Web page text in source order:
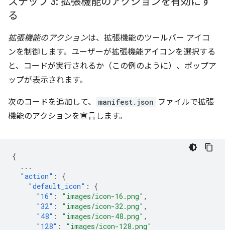
る
拡張機能のアクションは、拡張機能のツールバー アイコ
ンを制御します。ユーザーが拡張機能アイコンを選択する
と、コードが実行されるか（この例のように）、ポップア
ップが表示されます。
次のコードを追加して、 manifest.json ファイルで拡張
機能のアクションを宣言します。
{
...
"action" :
{
"default_icon" :
{
"16" : "images/icon-16.png" ,
"32" : "images/icon-32.png" ,
"48" : "images/icon-48.png" ,
"128" :
"images/icon-128.png"